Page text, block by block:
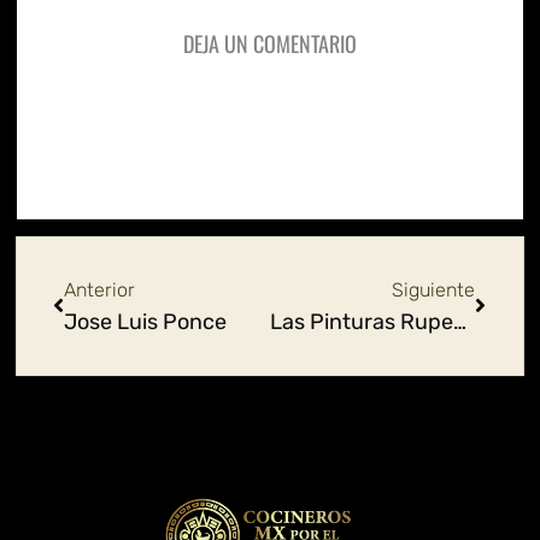
DEJA UN COMENTARIO
Anterior
Jose Luis Ponce
Siguiente
Las Pinturas Rupestres en México